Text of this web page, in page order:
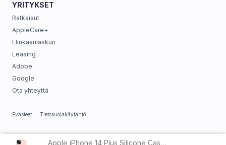
Apple iPhone 14 Plus Silicone Case w/MagSafe Chalk Pink
YRITYKSET
Ratkaisut
AppleCare+
Elinkaarilaskuri
Leasing
Adobe
Google
Ota yhteyttä
Evästeet Tietosuojakäytäntö